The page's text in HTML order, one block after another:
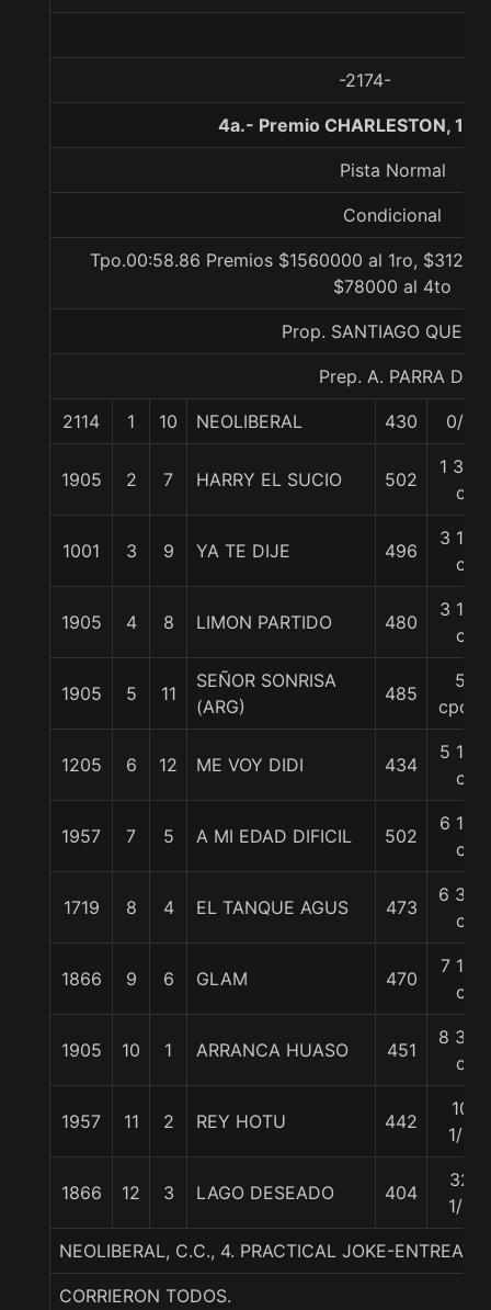
-2174-
4a.- Premio CHARLESTON,
Pista Normal
Condicional
Tpo.00:58.86 Premios $1560000 al 1ro,
$78000 al 4to
Prop. SANTIAGO
Prep. A. PARRA D.
2114 1 10 NEOLIBERAL 430 0/0
1905 2 7 HARRY EL SUCIO 502
1 3/4
c
1001 3 9 YA TE DIJE 496
3 1/2
c
1905 4 8 LIMON PARTIDO 480
3 1/2
c
1905 5 11
SEÑOR SONRISA
(ARG)
485
5
cpos.
1205 6 12 ME VOY DIDI 434
5 1/4
c
1957 7 5 A MI EDAD DIFICIL 502
6 1/4
c
1719 8 4 EL TANQUE AGUS 473
6 3/4
c
1866 9 6 GLAM 470
7 1/4
c
1905 10 1 ARRANCA HUASO 451
8 3/4
c
1957 11 2 REY HOTU 442
10
1/2
1866 12 3 LAGO DESEADO 404
32
1/2
NEOLIBERAL, C.C., 4. PRACTICAL JOKE-
CORRIERON TODOS.